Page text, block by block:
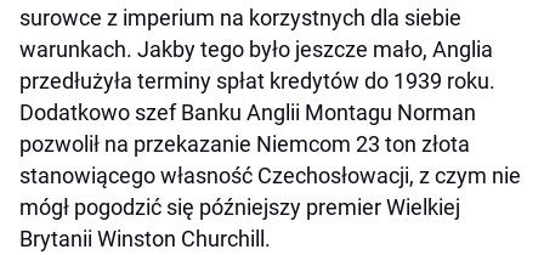
surowce z imperium na korzystnych dla siebie
warunkach. Jakby tego było jeszcze mało, Anglia
przedłużyła terminy spłat kredytów do 1939 roku.
Dodatkowo szef Banku Anglii Montagu Norman
pozwolił na przekazanie Niemcom 23 ton złota
stanowiącego własność Czechosłowacji, z czym nie
mógł pogodzić się późniejszy premier Wielkiej
Brytanii Winston Churchill.